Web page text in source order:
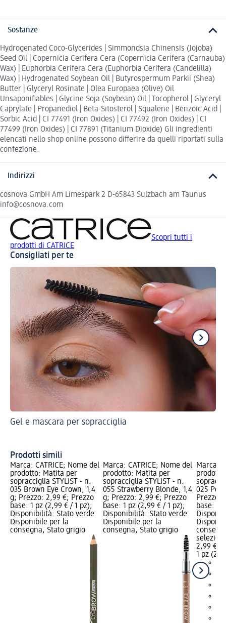
Sostanze
Hydrogenated Coco-Glycerides | Simmondsia Chinensis (Jojoba)
Seed Oil | Copernicia Cerifera Cera (Copernicia Cerifera (Carnauba)
Wax) | Euphorbia Cerifera Cera (Euphorbia Cerifera (Candelilla)
Wax) | Hydrogenated Soybean Oil | Butyrospermum Parkii (Shea)
Butter | Glyceryl Rosinate | Olea Europaea (Olive) Oil
Unsaponifiables | Glycine Soja (Soybean) Oil | Tocopherol | Glyceryl
Caprylate | Propanediol | Beta-Sitosterol | Squalene | Benzoic Acid |
Sorbic Acid | CI 77491 (Iron Oxides) | CI 77492 (Iron Oxides) | CI
77499 (Iron Oxides) | CI 77891 (Titanium Dioxide) Gli ingredienti
elencati nello shop online possono differire da quelli riportati sulla
confezione.
Indirizzi
cosnova GmbH Am Limespark 2 D-65843 Sulzbach am Taunus
info@cosnova.com
Scopri tutti i
prodotti di CATRICE
Consigliati per te
Gel e mascara per sopracciglia
Prodotti simili
Marca: CATRICE; Nome del
prodotto: Matita per
sopracciglia STYLIST - n.
035 Brown Eye Crown, 1,4
g; Prezzo: 2,99 €; Prezzo
base: 1 pz (2,99 € / 1 pz);
Disponibilità: Stato verde
Disponibile per la
consegna, Stato grigio
Marca: CATRICE; Nome del
prodotto: Matita per
sopracciglia STYLIST - n.
055 Strawberry Blonde, 1,4
g; Prezzo: 2,99 €; Prezzo
base: 1 pz (2,99 € / 1 pz);
Disponibilità: Stato verde
Disponibile per la
consegna, Stato grigio
Marca:
025
Prezzo:
base: 1
2,99 €
1 pz